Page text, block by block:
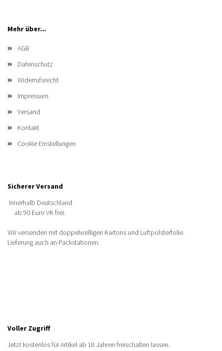
Mehr über...
AGB
Datenschutz
Widerrufsrecht
Impressum
Versand
Kontakt
Cookie Einstellungen
Sicherer Versand
Innerhalb Deutschland
ab 90 Euro VK frei.
Wir versenden mit doppelwelligen Kartons und Luftpolsterfolie.
Lieferung auch an Packstationen.
Voller Zugriff
Jetzt kostenlos für Artikel ab 18 Jahren freischalten lassen.